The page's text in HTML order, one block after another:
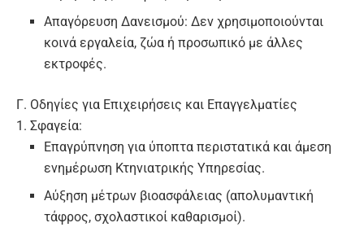
Απαγόρευση Δανεισμού: Δεν χρησιμοποιούνται
κοινά εργαλεία, ζώα ή προσωπικό με άλλες
εκτροφές.
Γ. Οδηγίες για Επιχειρήσεις και Επαγγελματίες
1. Σφαγεία:
Επαγρύπνηση για ύποπτα περιστατικά και άμεση
ενημέρωση Κτηνιατρικής Υπηρεσίας.
Αύξηση μέτρων βιοασφάλειας (απολυμαντική
τάφρος, σχολαστικοί καθαρισμοί).